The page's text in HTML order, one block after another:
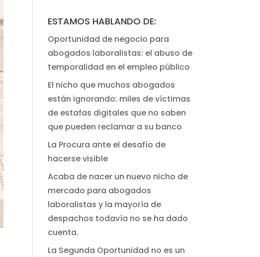
ESTAMOS HABLANDO DE:
Oportunidad de negocio para
abogados laboralistas: el abuso de
temporalidad en el empleo público
El nicho que muchos abogados
están ignorando: miles de víctimas
de estafas digitales que no saben
que pueden reclamar a su banco
La Procura ante el desafío de
hacerse visible
Acaba de nacer un nuevo nicho de
mercado para abogados
laboralistas y la mayoría de
despachos todavía no se ha dado
cuenta.
La Segunda Oportunidad no es un